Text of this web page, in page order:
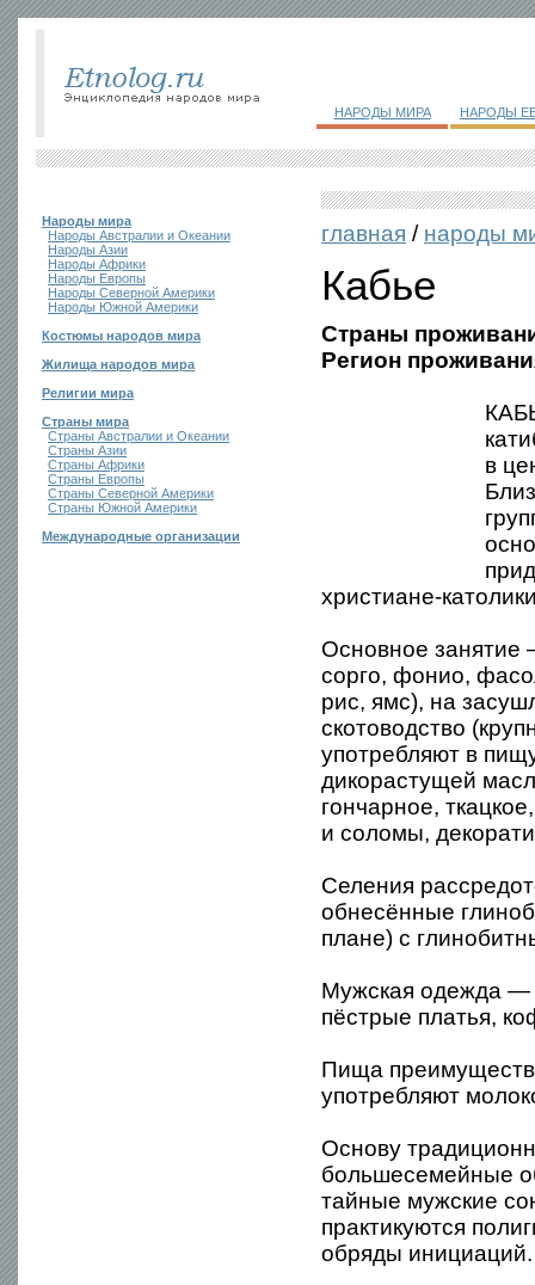
НАРОДЫ МИРА НАРОДЫ
Народы мира
Народы Австралии и Океании
Народы Азии
Народы Африки
Народы Европы
Народы Северной Америки
Народы Южной Америки
Костюмы народов мира
Жилища народов мира
Религии мира
Страны мира
Страны Австралии и Океании
Страны Азии
Страны Африки
Страны Европы
Страны Северной Америки
Страны Южной Америки
Международные организации
главная / народы
Кабье
Страны
Регион
в
христиане-
Основное занятие
сорго, фонио,
рис, ямс), на
скотоводство
употребляют в
дикорастущей
гончарное,
и соломы,
Селения
обнесённые
плане) с
Мужская одежда —
пёстрые платья,
Пища
употребляют
Основу
большесемейные
тайные мужские
практикуются
обряды инициаций.